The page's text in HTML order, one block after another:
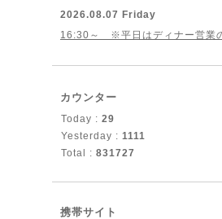
2026.08.07 Friday
16:30～ ※平日はディナー営業の
カウンター
Today : 29
Yesterday : 1111
Total : 831727
携帯サイト